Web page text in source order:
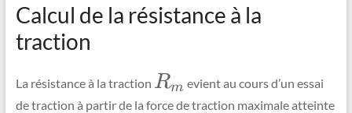
Calcul de la résistance à la
traction
La résistance à la traction \Large
R_{{m}}
Rm evient au cours d’un essai
de traction à partir de la force de traction maximale atteinte